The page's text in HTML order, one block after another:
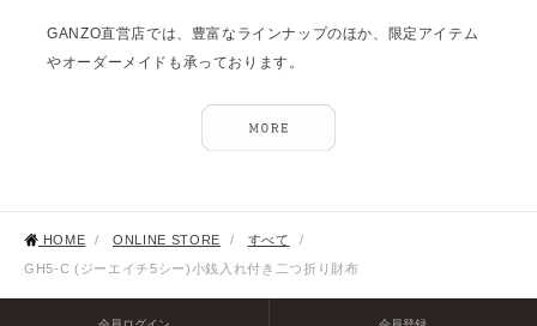
GANZO直営店では、豊富なラインナップのほか、限定アイテム
やオーダーメイドも承っております。
HOME / ONLINE STORE / すべて
/
GH5-C (ジーエイチ5シー)小銭入れ付き二つ折り財布